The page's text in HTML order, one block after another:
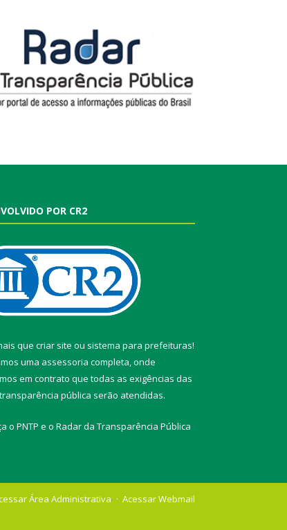
POR CR2
que criar site ou sistema para prefeituras!
uma assessoria completa, onde
em contrato que todas as exigências das
pública serão atendidas.
o PNTP e o Radar da Transparência Pública
Área Administrativa Acessar Webmail